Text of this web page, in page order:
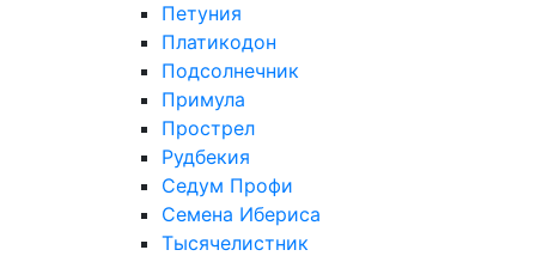
Петуния
Платикодон
Подсолнечник
Примула
Прострел
Рудбекия
Седум Профи
Семена Ибериса
Тысячелистник